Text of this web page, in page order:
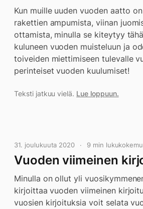
Kun muille uuden vuoden aatto
rakettien ampumista, viinan
ottamista, minulla se kiteytyy
kuluneen vuoden muisteluun ja
toiveiden miettimiseen tulevalle
perinteiset vuoden kuulumiset!
Teksti jatkuu vielä. Lue loppuun.
31. joulukuuta 2020 9 min
Vuoden viimeinen
Minulla on ollut yli
kirjoittaa vuoden viimeinen
vuosien kirjoituksia voit selata